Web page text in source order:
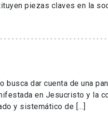
piezas claves en la
busca dar cuenta de una
en Jesucristo y la
y sistemático de […]